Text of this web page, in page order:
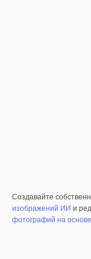
Создавайте
изображений ИИ и
фотографий на